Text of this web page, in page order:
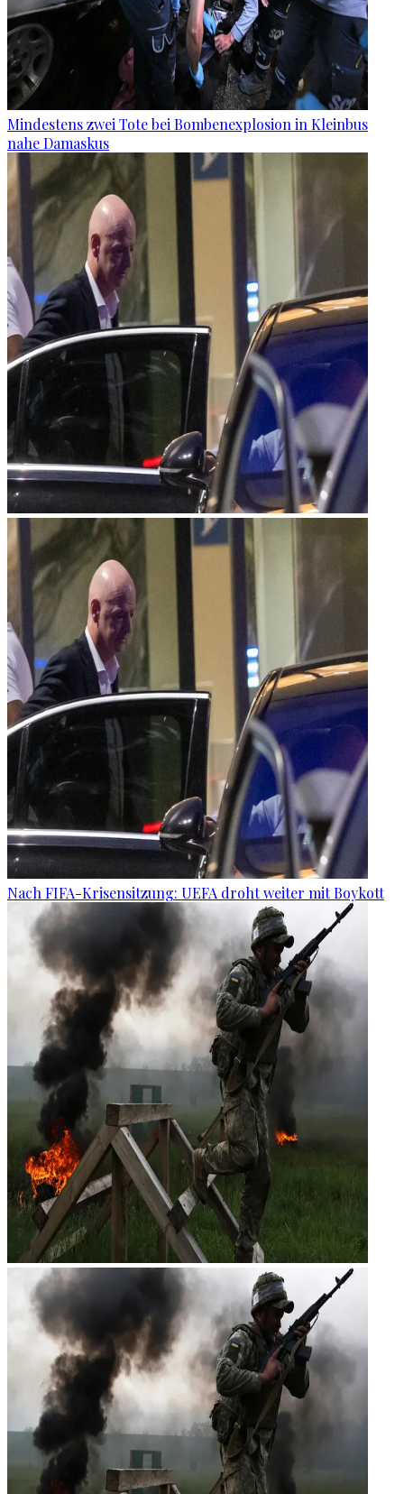
Mindestens zwei Tote bei Bombenexplosion in Kleinbus
nahe Damaskus
Nach FIFA-Krisensitzung: UEFA droht weiter mit Boykott